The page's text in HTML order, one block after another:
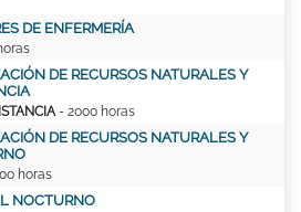
DE ENFERMERÍA
DE RECURSOS NATURALES Y
- 2000 horas
DE RECURSOS NATURALES Y
horas
NOCTURNO